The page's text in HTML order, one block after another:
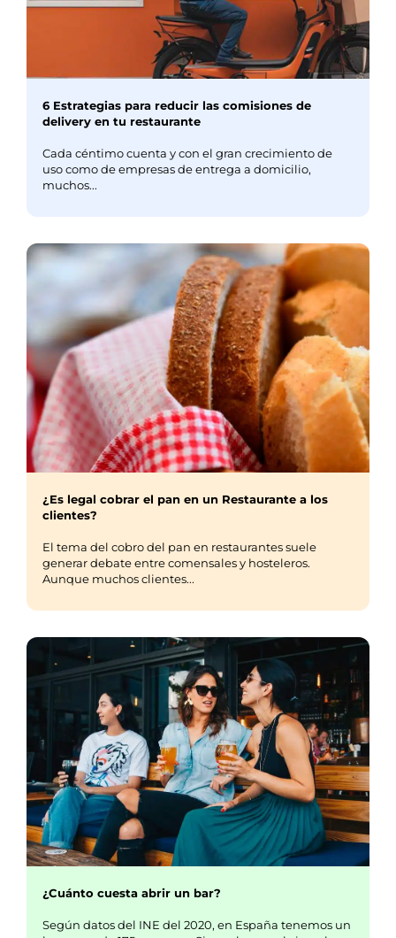
6 Estrategias para reducir las comisiones de
delivery en tu restaurante
Cada céntimo cuenta y con el gran crecimiento de
uso como de empresas de entrega a domicilio,
muchos...
¿Es legal cobrar el pan en un Restaurante a los
clientes?
El tema del cobro del pan en restaurantes suele
generar debate entre comensales y hosteleros.
Aunque muchos clientes...
¿Cuánto cuesta abrir un bar?
Según datos del INE del 2020, en España tenemos un